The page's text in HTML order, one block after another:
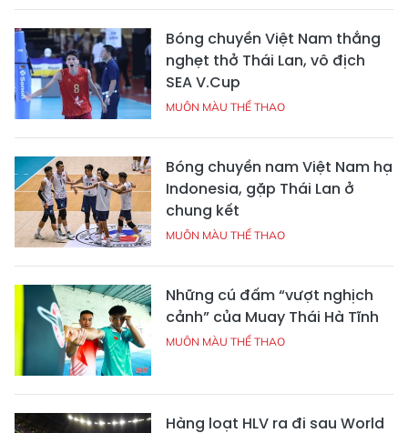
Bóng chuyền Việt Nam thắng
nghẹt thở Thái Lan, vô địch
SEA V.Cup
MUÔN MÀU THỂ THAO
Bóng chuyền nam Việt Nam hạ
Indonesia, gặp Thái Lan ở
chung kết
MUÔN MÀU THỂ THAO
Những cú đấm “vượt nghịch
cảnh” của Muay Thái Hà Tĩnh
MUÔN MÀU THỂ THAO
Hàng loạt HLV ra đi sau World